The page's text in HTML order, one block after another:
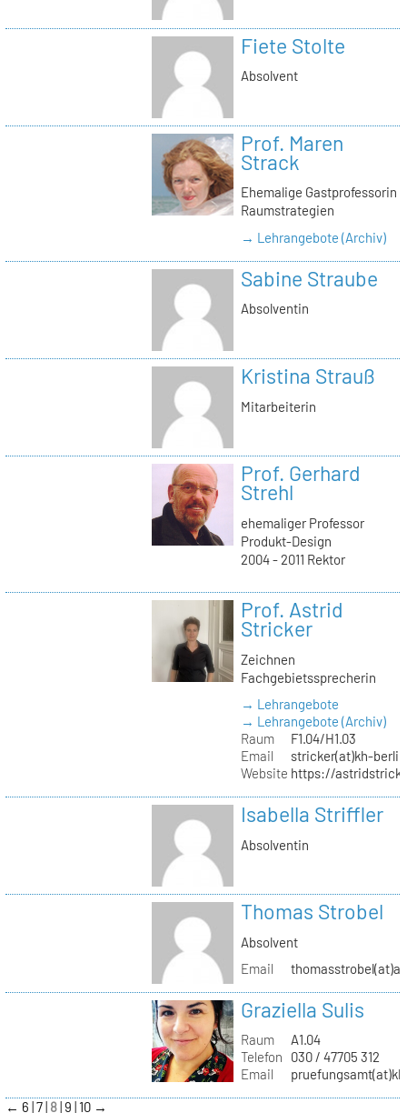
Fiete Stolte
Absolvent
Prof. Maren
Strack
Ehemalige Gastprofessorin
Raumstrategien
→ Lehrangebote (Archiv)
Sabine Straube
Absolventin
Kristina Strauß
Mitarbeiterin
Prof. Gerhard
Strehl
ehemaliger Professor
Produkt-Design
2004 - 2011 Rektor
Prof. Astrid
Stricker
Zeichnen
Fachgebietssprecherin
→ Lehrangebote
→ Lehrangebote (Archiv)
Raum
F1.04/H1.03
Email
stricker(at)kh-
Website https://
Isabella Striffler
Absolventin
Thomas Strobel
Absolvent
Email
Graziella Sulis
Raum
A1.04
Telefon
030 / 47705 312
Email
← 6 7 8 9 10 →